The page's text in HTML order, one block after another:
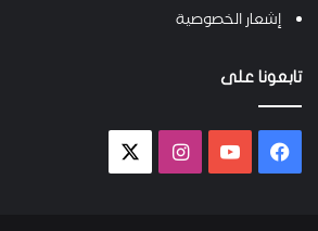
إشعار الخصوصية
تابعونا على
فيسبوك يوتيوب انستقرام